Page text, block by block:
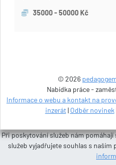
35000 - 50000 Kč
© 2026
Nabídka práce -
Informace o webu a kontakt na
inzerát| Odběr novinek
Při poskytování služeb nám
služeb vyjadřujete souhlas s